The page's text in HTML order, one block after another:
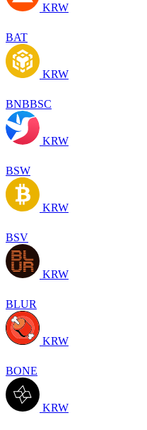
KRW
BAT
KRW
BNBBSC
KRW
BSW
KRW
BSV
KRW
BLUR
KRW
BONE
KRW